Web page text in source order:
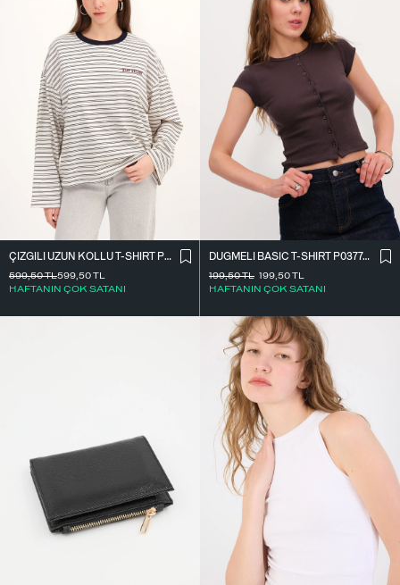
ÇIZGILI UZUN KOLLU T-SHIRT P10522
599,50TL
HAFTANIN ÇOK SATANI
599,50TL
DÜĞMELI BASIC T-SHIRT P0377-K12
199,50TL
HAFTANIN ÇOK SATANI
199,50TL